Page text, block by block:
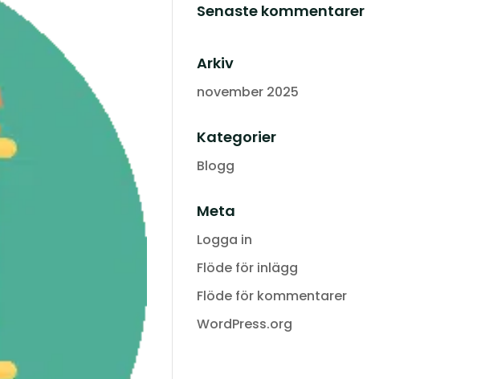
Senaste kommentarer
Arkiv
november 2025
Kategorier
Blogg
Meta
Logga in
Flöde för inlägg
Flöde för kommentarer
WordPress.org